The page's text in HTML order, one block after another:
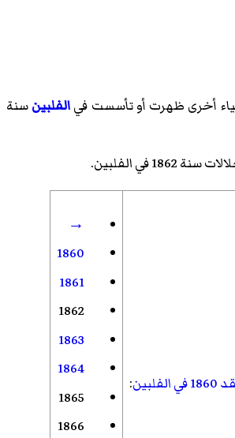
أخرى ظهرت أو تأسست فيالفلبينسنة
1862 في الفلبين .
:
→
1860
1861
1862
1863
1864
1865
1866